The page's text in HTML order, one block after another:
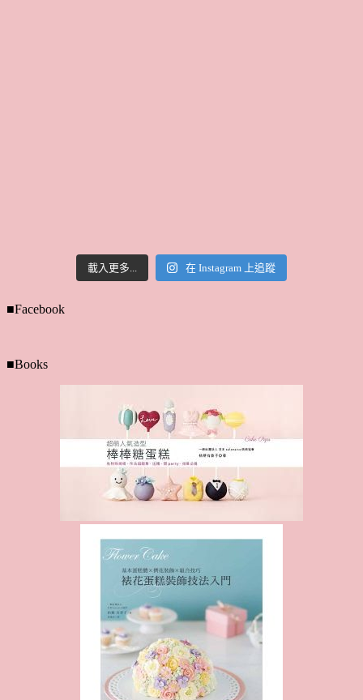
載入更多... 在 Instagram 上追蹤
■Facebook
■Books